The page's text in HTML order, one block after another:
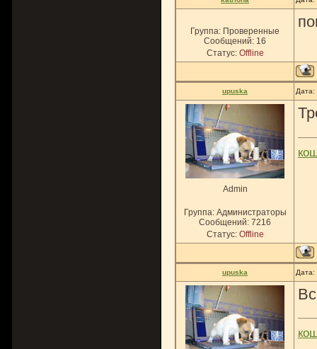
Группа: Проверенные
Сообщений: 16
Статус: Offline
upuska
Admin
Группа: Администраторы
Сообщений: 7216
Статус: Offline
upuska